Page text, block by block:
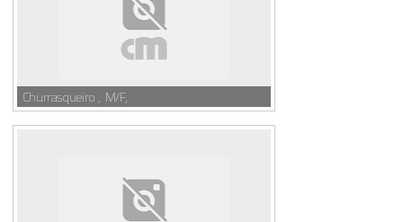
Churrasqueiro , M/F,